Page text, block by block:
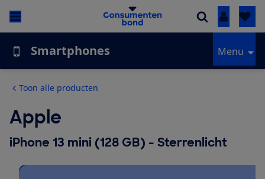
Inloggen
Smartphones Menu
Toon alle producten
Apple
iPhone 13 mini (128 GB) - Sterrenlicht